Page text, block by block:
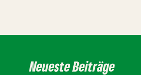
Neueste Beiträge